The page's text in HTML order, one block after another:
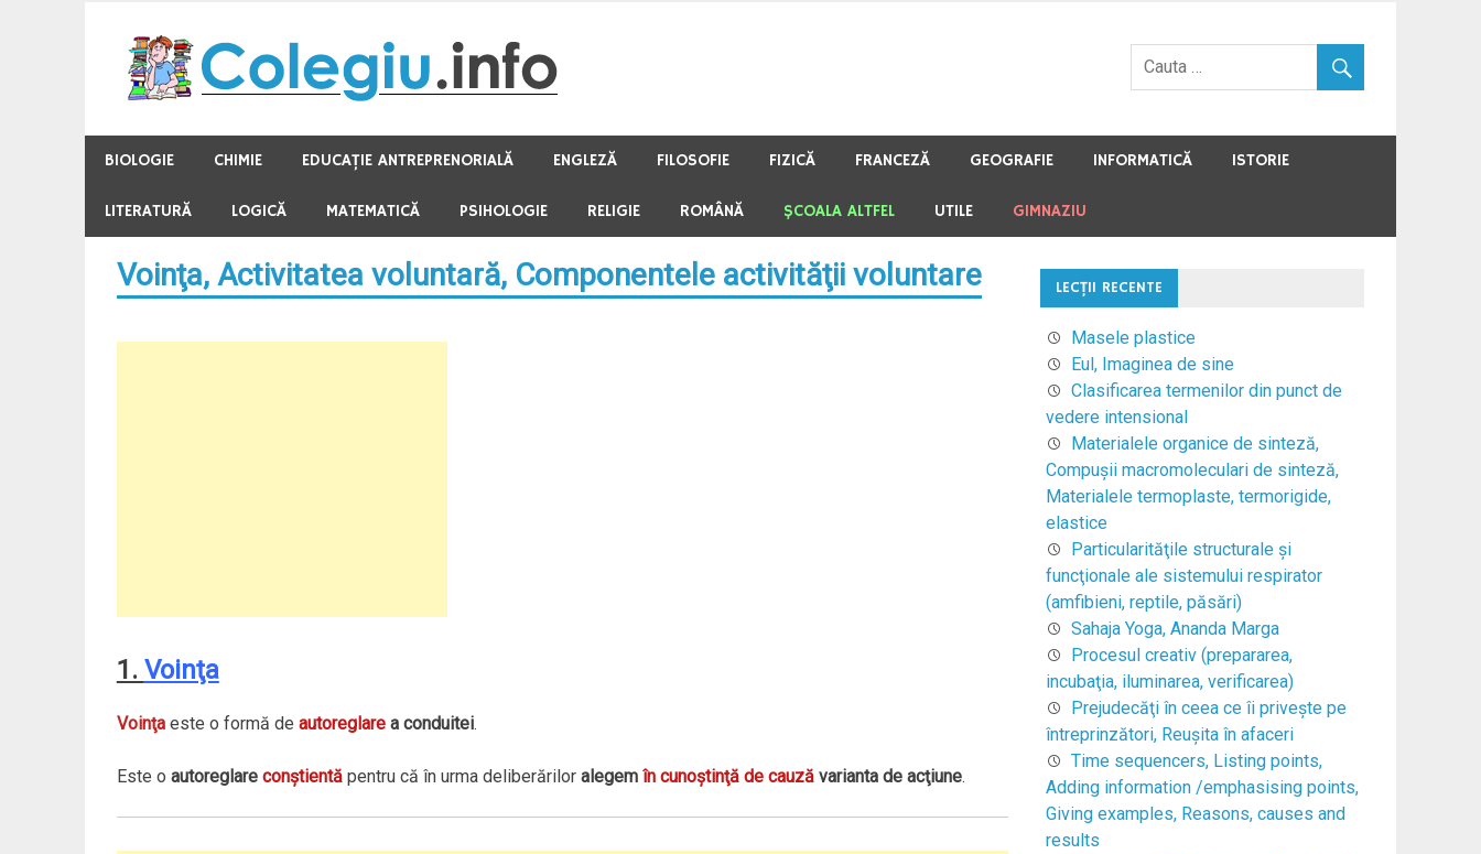
content
BIOLOGIE CHIMIE EDUCAŢIE ANTREPRENORIALĂ ENGLEZĂ FILOSOFIE FIZICĂ FRANCEZĂ GEOGRAFIE INFORMATICĂ ISTORIE
LITERATURĂ LOGICĂ MATEMATICĂ PSIHOLOGIE RELIGIE ROMÂNĂ ŞCOALA ALTFEL UTILE GIMNAZIU
Voinţa, Activitatea voluntară, Componentele activităţii voluntare
1. Voinţa
Voinţaeste o formă de autoreglarea conduitei.
Este o autoreglare conştientăpentru că în urma deliberărilor alegem în cunoştinţă de cauzăvarianta de acţiune.
LECŢII RECENTE
Masele plastice
Eul, Imaginea de sine
Clasificarea termenilor din punct de
vedere intensional
Materialele organice de sinteză,
Compuşii macromoleculari de sinteză,
Materialele termoplaste, termorigide,
elastice
Particularităţile structurale şi
funcţionale ale sistemului respirator
(amfibieni, reptile, păsări)
Sahaja Yoga, Ananda Marga
Procesul creativ (prepararea,
incubaţia, iluminarea, verificarea)
Prejudecăţi în ceea ce îi priveşte pe
întreprinzători, Reuşita în afaceri
Time sequencers, Listing points,
Adding information /emphasising points,
Giving examples, Reasons, causes and
results